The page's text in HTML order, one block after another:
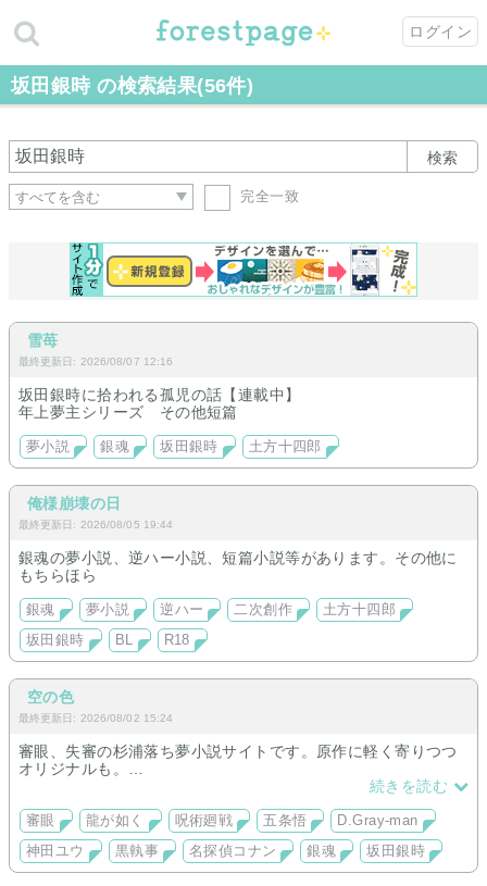
ログイン
坂田銀時 の検索結果(56件)
検索
完全一致
雪苺
最終更新日: 2026/08/07 12:16
坂田銀時に拾われる孤児の話【連載中】
年上夢主シリーズ その他短篇
夢小説 銀魂 坂田銀時 土方十四郎
俺様崩壊の日
最終更新日: 2026/08/05 19:44
銀魂の夢小説、逆ハー小説、短篇小説等があります。その他に
もちらほら
銀魂 夢小説 逆ハー 二次創作
土方十四郎
坂田銀時
BL R18
空の色
最終更新日: 2026/08/02 15:24
審眼、失審の杉浦落ち夢小説サイトです。原作に軽く寄りつつ
オリジナルも。
D灰は神田と。
黒執事と名探偵コナン、銀魂にも手を出しました。
続きを読む
審眼 龍が如く 呪術廻戦 五条悟
D.Gray-man
神田ユウ
黒執事 名探偵コナン 銀魂 坂田銀時